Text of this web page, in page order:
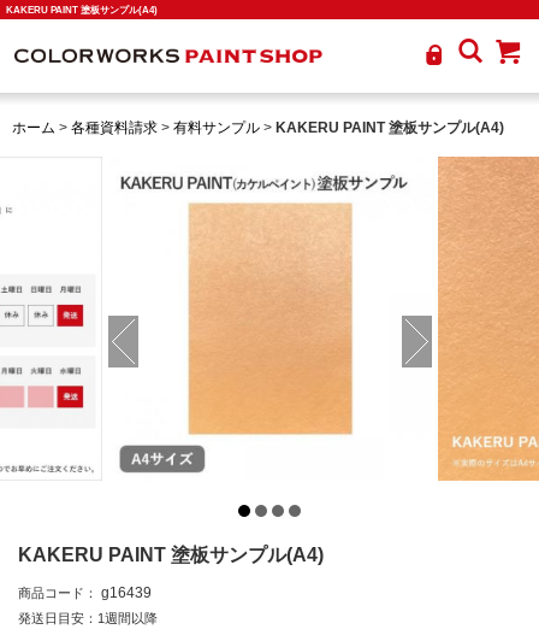
KAKERU PAINT 塗板サンプル(A4)
ホーム > 各種資料請求 > 有料サンプル > KAKERU PAINT 塗板サンプル(A4)
KAKERU PAINT 塗板サンプル(A4)
商品コード： g16439
発送日目安：1週間以降